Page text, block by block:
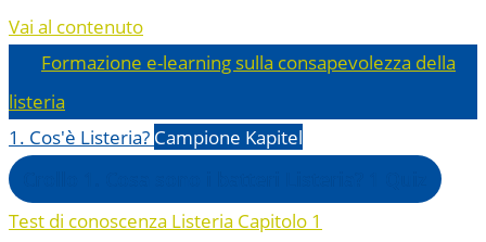
Vai al contenuto
Formazione e-learning sulla consapevolezza della
listeria
1. Cos'è Listeria? Campione Kapitel
Test di conoscenza Listeria Capitolo 1